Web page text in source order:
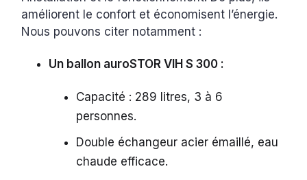
améliorent le confort et économisent l’énergie.
Nous pouvons citer notamment :
Un ballon auroSTOR VIH S 300 :
Capacité : 289 litres, 3 à 6
personnes.
Double échangeur acier émaillé, eau
chaude efficace.